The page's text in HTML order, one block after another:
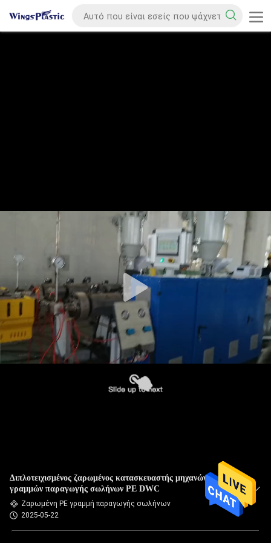
Διπλοτειχισμένος ζαρωμένος κατασκευαστής μηχανών
γραμμών παραγωγής σωλήνων PE DWC
Ζαρωμένη PE γραμμή παραγωγής σωλήνων
2025-05-22